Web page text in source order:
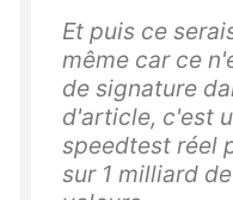
Et puis ce
même car ce
de signature
d'article, c'est
speedtest réel
sur 1 milliard